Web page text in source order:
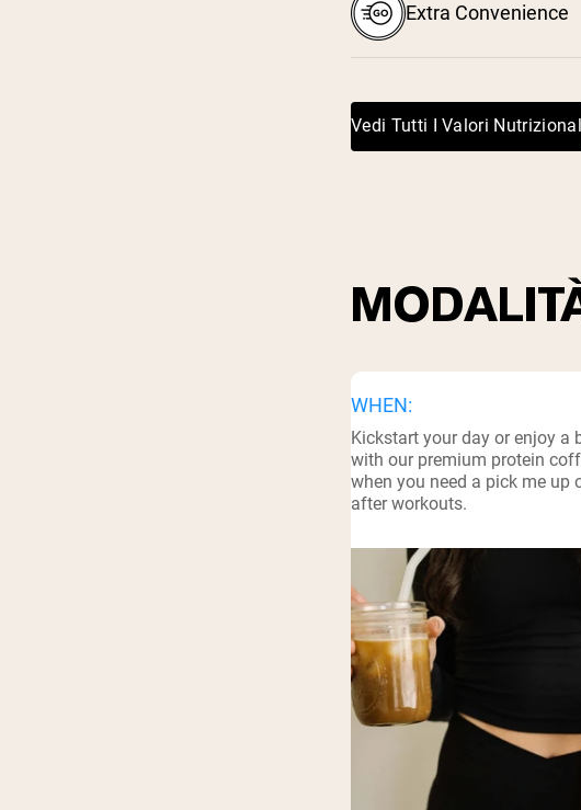
Extra Convenience
Vedi Tutti I Valori
WHEN:
Kickstart your day or enjoy a
with our premium protein
when you need a pick me up
after workouts.